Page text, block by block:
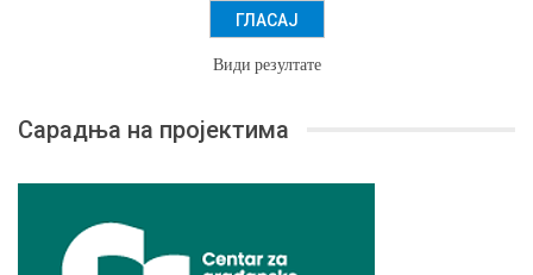
Види резултате
Сарадња на пројектима